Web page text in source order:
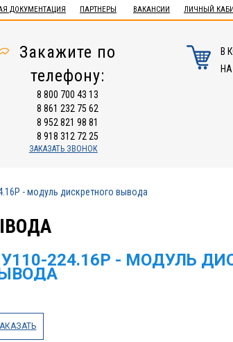
ДОКУМЕНТАЦИЯ ПАРТНЕРЫ ВАКАНСИИ ЛИЧНЫЙ
Закажите по
телефону:
8 800 700 43 13
8 861 232 75 62
8 952 821 98 81
8 918 312 72 25
ЗАКАЗАТЬ ЗВОНОК
В
НА
- модуль дискретного вывода
224.16P - МОДУЛЬ